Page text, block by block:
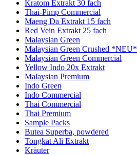
Kratom Extrakt 30 fach
Thai-Pimp Commercial
Maeng Da Extrakt 15 fach
Red Vein Extrakt 25 fach
Malaysian Green
Malaysian Green Crushed *NEU*
Malaysian Green Commercial
Yellow Indo 20x Extrakt
Malaysian Premium
Indo Green
Indo Commercial
Thai Commercial
Thai Premium
Sample Packs
Butea Superba, powdered
Tongkat Ali Extrakt
Kräuter